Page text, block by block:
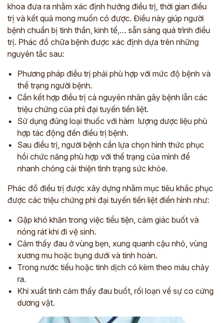
khoa đưa ra nhằm xác định hướng điều trị, thời gian điều
trị và kết quả mong muốn có được. Điều này giúp người
bệnh chuẩn bị tinh thần, kinh tế,… sẵn sàng quá trình điều
trị. Phác đồ chữa bệnh được xác định dựa trên những
nguyên tắc sau:
Phương pháp điều trị phải phù hợp với mức độ bệnh và
thể trạng người bệnh.
Cần kết hợp điều trị cả nguyên nhân gây bệnh lẫn các
triệu chứng của phì đại tuyến tiền liệt.
Sử dụng đúng loại thuốc với hàm lượng dược liệu phù
hợp tác động đến điều trị bệnh.
Sau điều trị, người bệnh cần lựa chọn hình thức phục
hồi chức năng phù hợp với thể trạng của mình để
nhanh chóng cải thiện tình trạng sức khỏe.
Phác đồ điều trị được xây dựng nhằm mục tiêu khắc phục
được các triệu chứng phì đại tuyến tiền liệt điển hình như:
Gặp khó khăn trong việc tiểu tiện, cảm giác buốt và
nóng rát khi đi vệ sinh.
Cảm thấy đau ở vùng bẹn, xung quanh cậu nhỏ, vùng
xương mu hoặc bụng dưới và tinh hoàn.
Trong nước tiểu hoặc tinh dịch có kèm theo máu chảy
ra.
Khi xuất tinh cảm thấy đau buốt, rối loạn về sự co cứng
dương vật.